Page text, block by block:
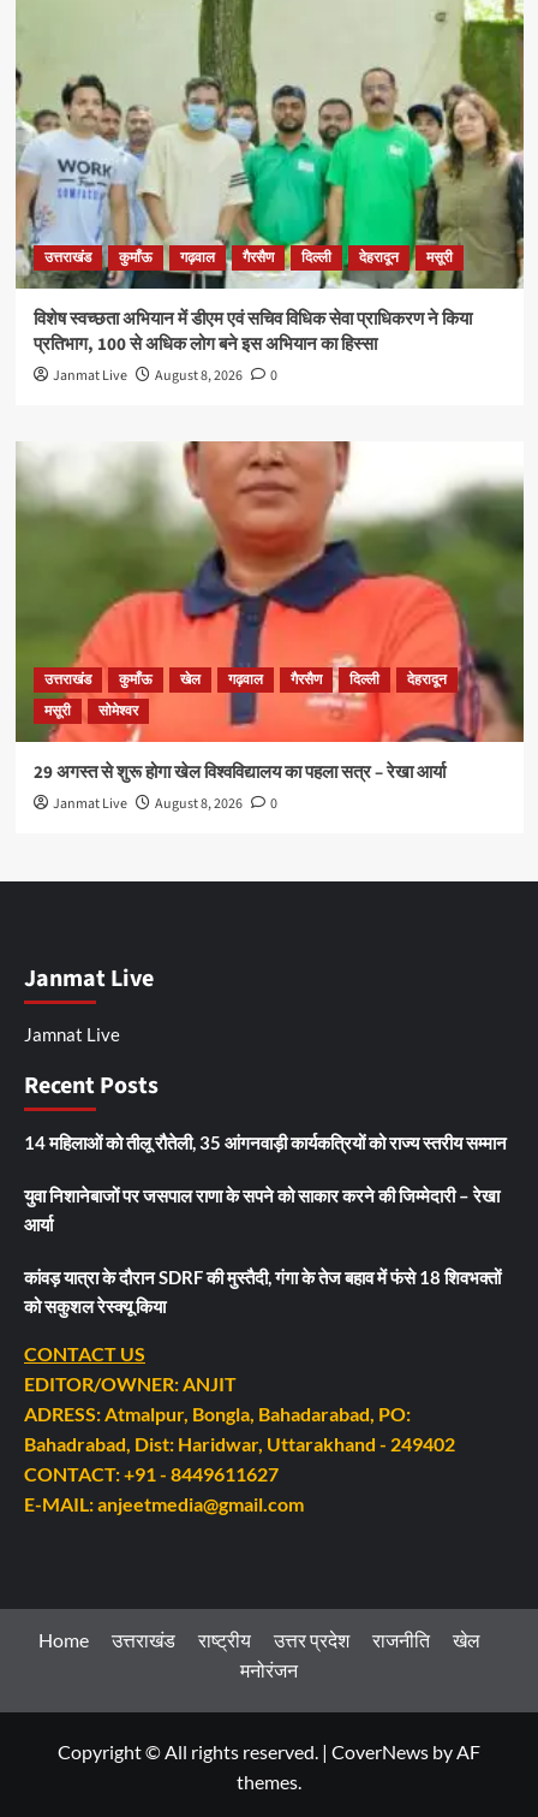
उत्तराखंड कुमाँऊ गढ़वाल गैरसैण दिल्ली देहरादून मसूरी
विशेष स्वच्छता अभियान में डीएम एवं सचिव विधिक सेवा प्राधिकरण ने किया
प्रतिभाग, 100 से अधिक लोग बने इस अभियान का हिस्सा
Janmat Live August 8, 2026 0
उत्तराखंड कुमाँऊ खेल गढ़वाल गैरसैण दिल्ली
देहरादून
मसूरी
सोमेश्वर
29 अगस्त से शुरू होगा खेल विश्वविद्यालय का पहला सत्र – रेखा आर्या
Janmat Live August 8, 2026 0
Janmat Live
Jamnat Live
Recent Posts
14 महिलाओं को तीलू रौतेली, 35 आंगनवाड़ी कार्यकत्रियों को राज्य स्तरीय सम्मान
युवा निशानेबाजों पर जसपाल राणा के सपने को साकार करने की जिम्मेदारी – रेखा
आर्या
कांवड़ यात्रा के दौरान SDRF की मुस्तैदी, गंगा के तेज बहाव में फंसे 18 शिवभक्तों
को सकुशल रेस्क्यू किया
CONTACT US
EDITOR/OWNER: ANJIT
ADRESS: Atmalpur, Bongla, Bahadarabad, PO:
Bahadrabad, Dist: Haridwar, Uttarakhand - 249402
CONTACT: +91 - 8449611627
E-MAIL: anjeetmedia@gmail.com
Home उत्तराखंड राष्ट्रीय उत्तर प्रदेश राजनीति
खेल
मनोरंजन
Copyright © All rights reserved. | CoverNews by AF
themes.